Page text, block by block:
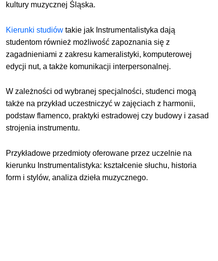
kultury muzycznej Śląska.
Kierunki studiów takie jak Instrumentalistyka dają
studentom również możliwość zapoznania się z
zagadnieniami z zakresu kameralistyki, komputerowej
edycji nut, a także komunikacji interpersonalnej.
W zależności od wybranej specjalności, studenci mogą
także na przykład uczestniczyć w zajęciach z harmonii,
podstaw flamenco, praktyki estradowej czy budowy i zasad
strojenia instrumentu.
Przykładowe przedmioty oferowane przez uczelnie na
kierunku Instrumentalistyka: kształcenie słuchu, historia
form i stylów, analiza dzieła muzycznego.